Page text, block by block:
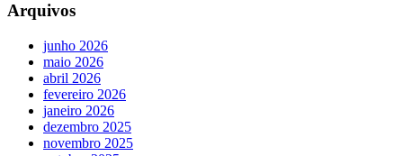
Arquivos
junho 2026
maio 2026
abril 2026
fevereiro 2026
janeiro 2026
dezembro 2025
novembro 2025